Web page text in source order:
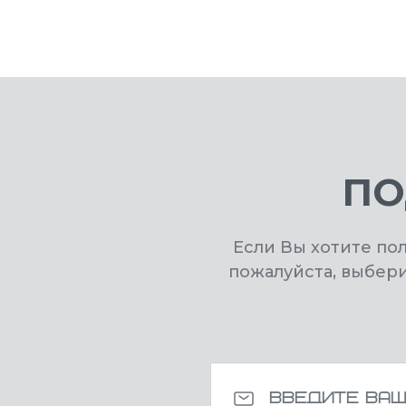
Если Вы хотите
пожалуйста,